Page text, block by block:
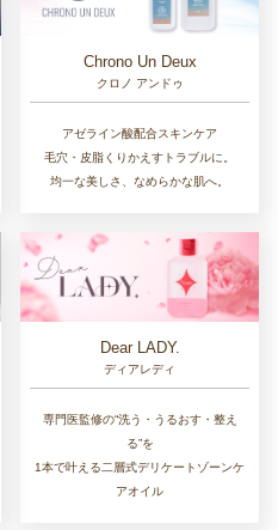
Chrono Un Deux
クロノ アンドゥ
アゼライン酸配合スキンケア
毛穴・皮脂くりかえすトラブルに。
均一な美しさ、なめらかな肌へ。
Dear LADY.
ディアレディ
専門医監修の“洗う・うるおす・整え
る”を
1本で叶える二層式デリケートゾーンケ
アオイル